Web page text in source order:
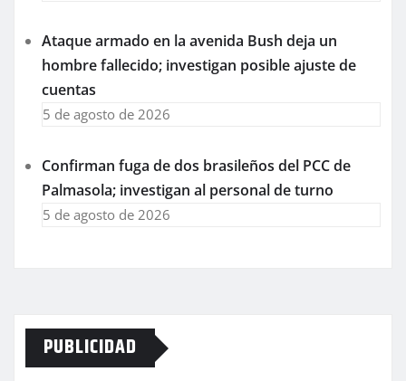
Ataque armado en la avenida Bush deja un
hombre fallecido; investigan posible ajuste de
cuentas
5 de agosto de 2026
Confirman fuga de dos brasileños del PCC de
Palmasola; investigan al personal de turno
5 de agosto de 2026
PUBLICIDAD